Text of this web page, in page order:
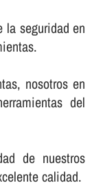
la seguridad en
nosotros en
del
de nuestros
calidad.